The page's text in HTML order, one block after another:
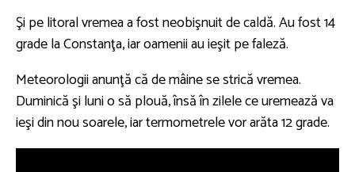
Şi pe litoral vremea a fost neobişnuit de caldă. Au fost 14
grade la Constanţa, iar oamenii au ieşit pe faleză.
Meteorologii anunţă că de mâine se strică vremea.
Duminică şi luni o să plouă, însă în zilele ce uremează va
ieşi din nou soarele, iar termometrele vor arăta 12 grade.